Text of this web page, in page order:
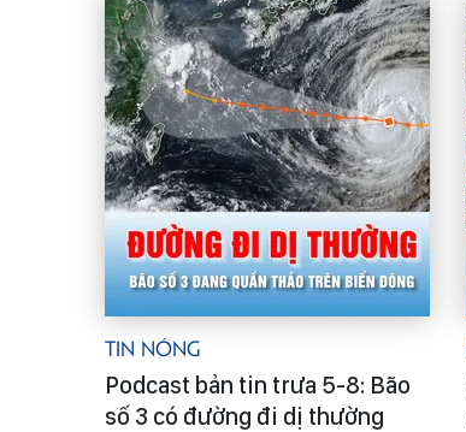
Tin Nóng
Podcast bản tin trưa 5-8: Bão
số 3 có đường đi dị thường